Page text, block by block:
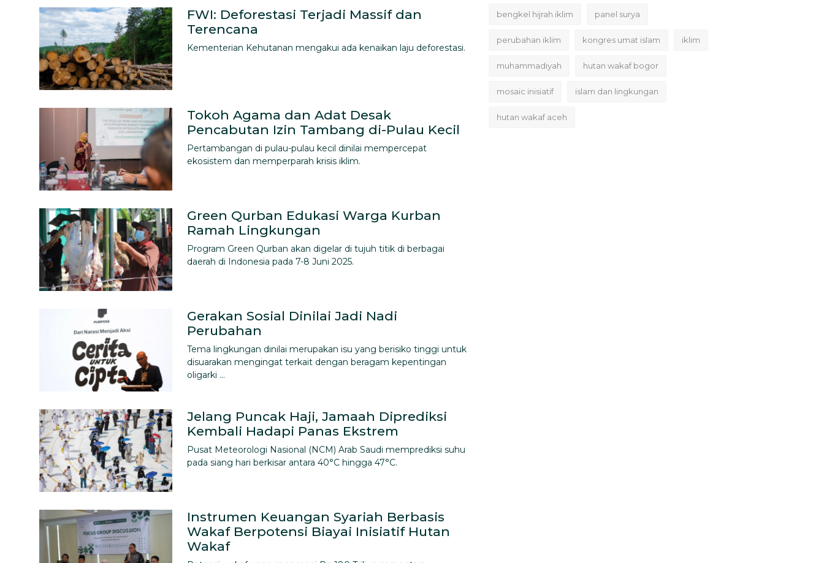
FWI: Deforestasi Terjadi Massif dan
Terencana
Kementerian Kehutanan mengakui ada kenaikan laju deforestasi.
Tokoh Agama dan Adat Desak
Pencabutan Izin Tambang di-Pulau Kecil
Pertambangan di pulau-pulau kecil dinilai mempercepat
ekosistem dan memperparah krisis iklim.
Green Qurban Edukasi Warga Kurban
Ramah Lingkungan
Program Green Qurban akan digelar di tujuh titik di berbagai
daerah di Indonesia pada 7-8 Juni 2025.
Gerakan Sosial Dinilai Jadi Nadi
Perubahan
Tema lingkungan dinilai merupakan isu yang berisiko tinggi untuk
disuarakan mengingat terkait dengan beragam kepentingan
oligarki ...
Jelang Puncak Haji, Jamaah Diprediksi
Kembali Hadapi Panas Ekstrem
Pusat Meteorologi Nasional (NCM) Arab Saudi memprediksi suhu
pada siang hari berkisar antara 40°C hingga 47°C.
Instrumen Keuangan Syariah Berbasis
Wakaf Berpotensi Biayai Inisiatif Hutan
Wakaf
bengkel hijrah iklim panel surya
perubahan iklim kongres umat islam iklim
muhammadiyah hutan wakaf bogor
mosaic inisiatif islam dan lingkungan
hutan wakaf aceh